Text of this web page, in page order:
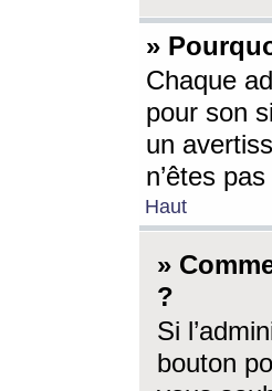
»
Chaque
pour son
un
n’êtes
Haut
»
?
Si
bouton